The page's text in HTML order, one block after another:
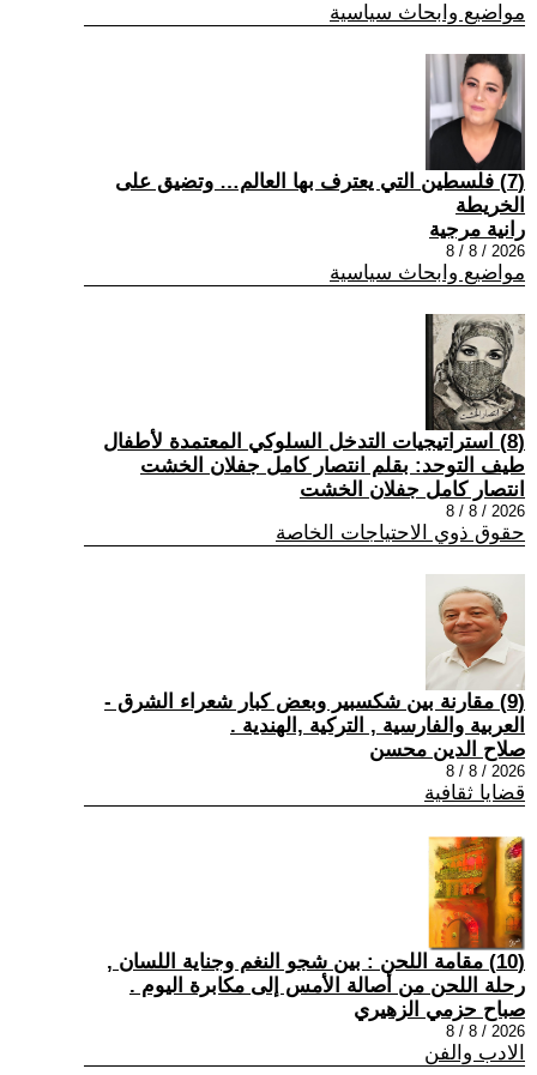
مواضيع وابحاث سياسية
(7) فلسطين التي يعترف بها العالم… وتضيق على
الخريطة
رانية مرجية
2026 / 8 / 8
مواضيع وابحاث سياسية
(8) استراتيجيات التدخل السلوكي المعتمدة لأطفال
طيف التوحد: بقلم انتصار كامل جفلان الخشت
انتصار كامل جفلان الخشت
2026 / 8 / 8
حقوق ذوي الاحتياجات الخاصة
(9) مقارنة بين شكسبير وبعض كبار شعراء الشرق -
العربية والفارسية , التركية ,الهندية .
صلاح الدين محسن
2026 / 8 / 8
قضايا ثقافية
(10) مقامة اللحن : بين شجو النغم وجناية اللسان ,
رحلة اللحن من أصالة الأمس إلى مكابرة اليوم .
صباح حزمي الزهيري
2026 / 8 / 8
الادب والفن